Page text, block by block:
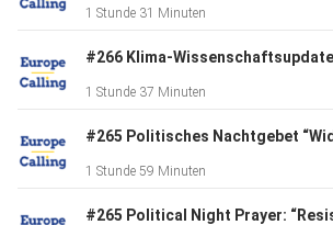
1 Stunde 31 Minuten
1 Stunde 37 Minuten
1 Stunde 59 Minuten